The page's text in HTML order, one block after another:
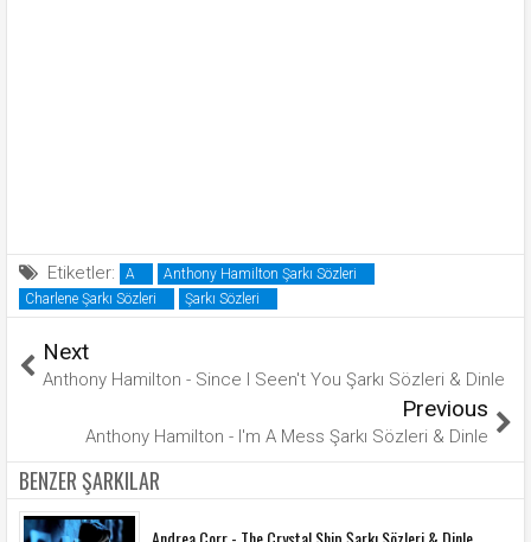
Etiketler: A
Anthony Hamilton Şarkı Sözleri
Charlene Şarkı Sözleri
Şarkı Sözleri
Next
Anthony Hamilton - Since I Seen't You Şarkı Sözleri & Dinle
Previous
Anthony Hamilton - I'm A Mess Şarkı Sözleri & Dinle
BENZER ŞARKILAR